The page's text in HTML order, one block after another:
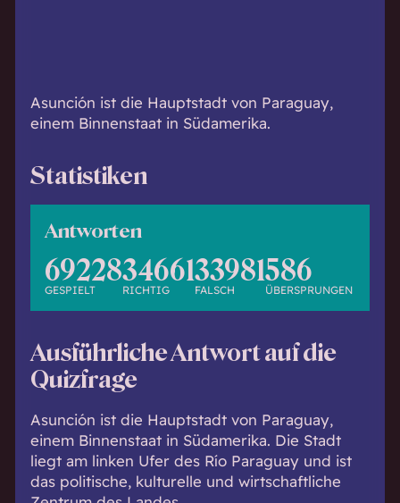
Asunción ist die Hauptstadt von Paraguay,
einem Binnenstaat in Südamerika.
Statistiken
Antworten
69228
GESPIELT
34661
RICHTIG
33981
FALSCH
586
ÜBERSPRUNGEN
Ausführliche Antwort auf die
Quizfrage
Asunción ist die Hauptstadt von Paraguay,
einem Binnenstaat in Südamerika. Die Stadt
liegt am linken Ufer des Río Paraguay und ist
das politische, kulturelle und wirtschaftliche